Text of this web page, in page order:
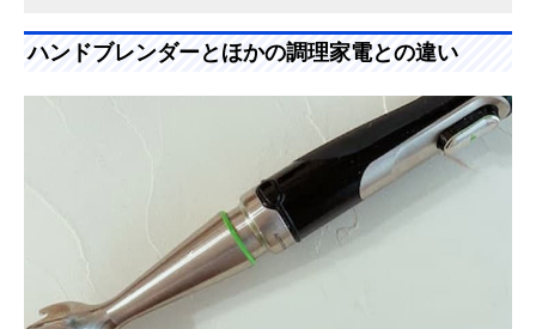
ハンドブレンダーとほかの調理家電との違い